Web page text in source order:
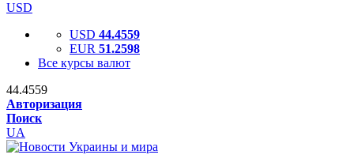
USD
USD 44.4559
EUR 51.2598
Все курсы валют
44.4559
Авторизация
Поиск
UA